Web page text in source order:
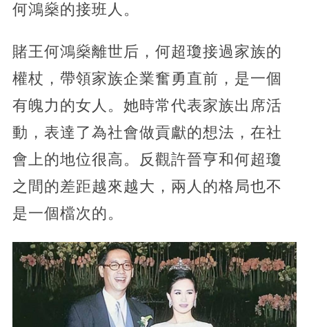
何鴻燊的接班人。
賭王何鴻燊離世后，何超瓊接過家族的
權杖，帶領家族企業奮勇直前，是一個
有魄力的女人。她時常代表家族出席活
動，表達了為社會做貢獻的想法，在社
會上的地位很高。反觀許晉亨和何超瓊
之間的差距越來越大，兩人的格局也不
是一個檔次的。